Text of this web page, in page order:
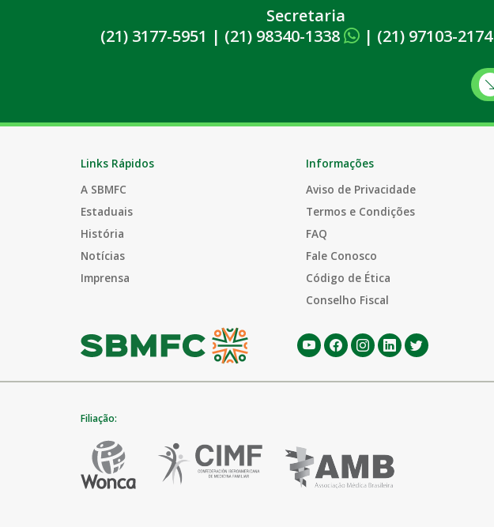
Secretaria
(21) 3177-5951 | (21) 98340-1338 | (21) 97103-2174
Links Rápidos
A SBMFC
Estaduais
História
Notícias
Imprensa
Informações
Aviso de Privacidade
Termos e Condições
FAQ
Fale Conosco
Código de Ética
Conselho Fiscal
Filiação: